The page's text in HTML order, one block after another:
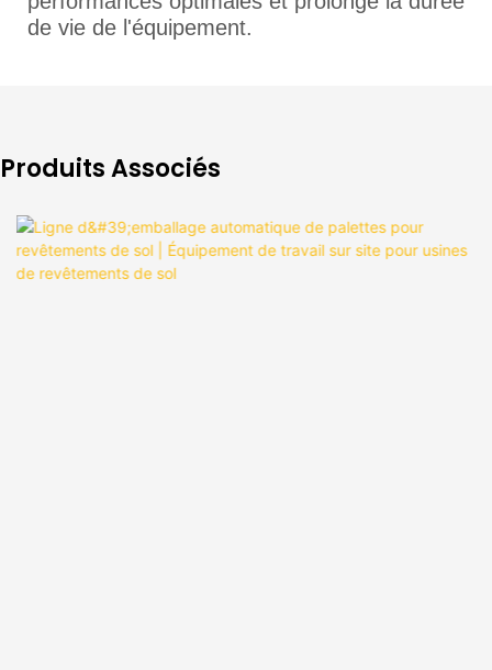
de vie de l'équipement.
Produits Associés